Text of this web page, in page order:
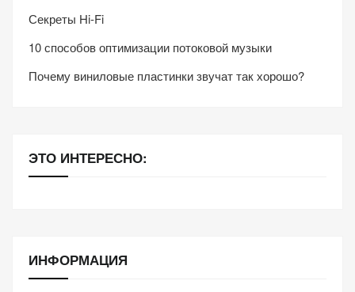
Секреты Hi-Fi
10 способов оптимизации потоковой музыки
Почему виниловые пластинки звучат так хорошо?
ЭТО ИНТЕРЕСНО:
ИНФОРМАЦИЯ